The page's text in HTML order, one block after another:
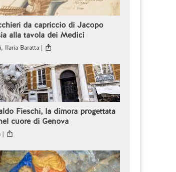
da capriccio di Jacopo
alla tavola dei Medici
Ilaria Baratta |
Fieschi, la dimora progettata
cuore di Genova
|